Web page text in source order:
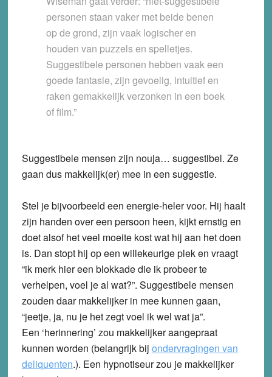
personen staan vaker met beide benen
op de grond, zijn vaak logischer en
houden van puzzels en spelletjes.
Suggestibele personen hebben vaak een
goede fantasie, zijn gevoelig, intuitief en
raken gemakkelijk verzonken in een boek
of film.”
Suggestibele mensen zijn nouja… suggestibel. Ze
gaan dus makkelijk(er) mee in een suggestie.
Stel je bijvoorbeeld een energie-heler voor. Hij haalt
zijn handen over een persoon heen, kijkt ernstig en
doet alsof het veel moeite kost wat hij aan het doen
is. Dan stopt hij op een willekeurige plek en vraagt
“ik merk hier een blokkade die ik probeer te
verhelpen, voel je al wat?”. Suggestibele mensen
zouden daar makkelijker in mee kunnen gaan,
“jeetje, ja, nu je het zegt voel ik wel wat ja”.
Een ‘herinnering’ zou makkelijker aangepraat
kunnen worden (belangrijk bij ondervragingen van
deliquenten.). Een hypnotiseur zou je makkelijker